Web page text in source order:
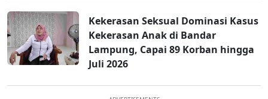
Kekerasan Seksual Dominasi Kasus
Kekerasan Anak di Bandar
Lampung, Capai 89 Korban hingga
Juli 2026